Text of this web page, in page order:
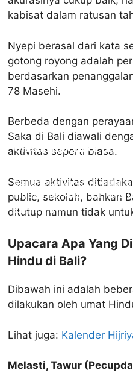
kabisat dalam ratusan
Nyepi berasal dari kata
gotong royong adalah
berdasarkan
78 Masehi.
Berbeda dengan
Saka di Bali diawali
aktivitas seperti biasa.
Semua aktivitas
public, sekolah, bahkan
ditutup namun tidak
Ulasan Kalender Bali
penanggalan yang
Indonesia. Kalender ini
siklus bulan dan sistem
Oleh Endik Eko
Upacara Apa Yang
Hindu di Bali?
Dibawah ini adalah
dilakukan oleh umat
Lihat juga: Kalender
Melasti, Tawur